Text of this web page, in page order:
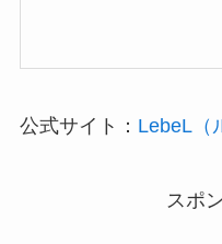
公式サイト： LebeL（
スポ